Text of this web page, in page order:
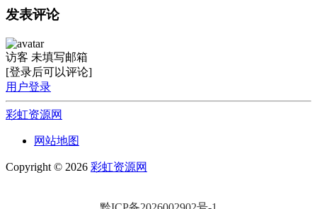
发表评论
访客 未填写邮箱
[登录后可以评论]
用户登录
彩虹资源网
网站地图
Copyright © 2026 彩虹资源网